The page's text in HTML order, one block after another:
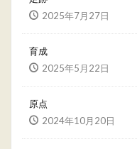
2025年7月27日
育成
2025年5月22日
原点
2024年10月20日